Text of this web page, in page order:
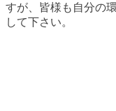
すが、皆様も自分の
して下さい。